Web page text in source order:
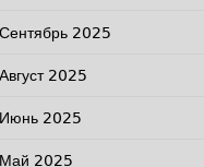
Сентябрь 2025
Август 2025
Июнь 2025
Май 2025